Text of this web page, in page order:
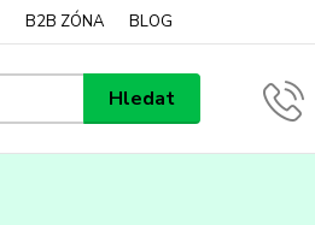
B2B ZÓNA BLOG
Hledat